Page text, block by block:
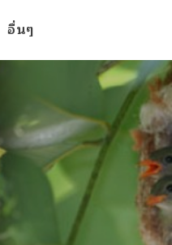
อื่นๆ